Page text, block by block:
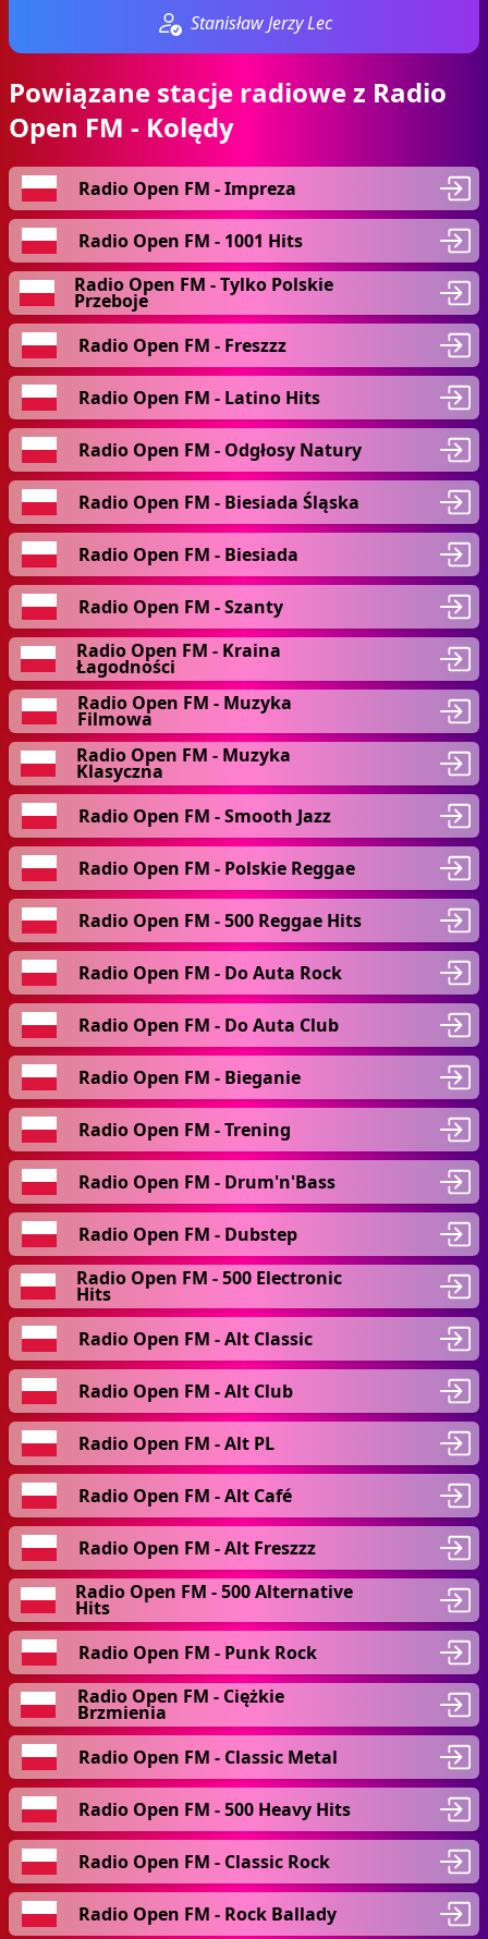
Stanisław Jerzy Lec
Powiązane stacje radiowe z Radio
Open FM - Kolędy
Radio Open FM - Impreza
Radio Open FM - 1001 Hits
Radio Open FM - Tylko Polskie
Przeboje
Radio Open FM - Freszzz
Radio Open FM - Latino Hits
Radio Open FM - Odgłosy Natury
Radio Open FM - Biesiada Śląska
Radio Open FM - Biesiada
Radio Open FM - Szanty
Radio Open FM - Kraina
Łagodności
Radio Open FM - Muzyka
Filmowa
Radio Open FM - Muzyka
Klasyczna
Radio Open FM - Smooth Jazz
Radio Open FM - Polskie Reggae
Radio Open FM - 500 Reggae Hits
Radio Open FM - Do Auta Rock
Radio Open FM - Do Auta Club
Radio Open FM - Bieganie
Radio Open FM - Trening
Radio Open FM - Drum'n'Bass
Radio Open FM - Dubstep
Radio Open FM - 500 Electronic
Hits
Radio Open FM - Alt Classic
Radio Open FM - Alt Club
Radio Open FM - Alt PL
Radio Open FM - Alt Café
Radio Open FM - Alt Freszzz
Radio Open FM - 500 Alternative
Hits
Radio Open FM - Punk Rock
Radio Open FM - Ciężkie
Brzmienia
Radio Open FM - Classic Metal
Radio Open FM - 500 Heavy Hits
Radio Open FM - Classic Rock
Radio Open FM - Rock Ballady